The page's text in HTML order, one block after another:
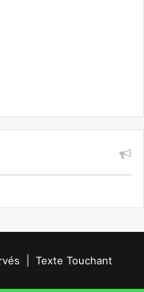
| Texte Touchant